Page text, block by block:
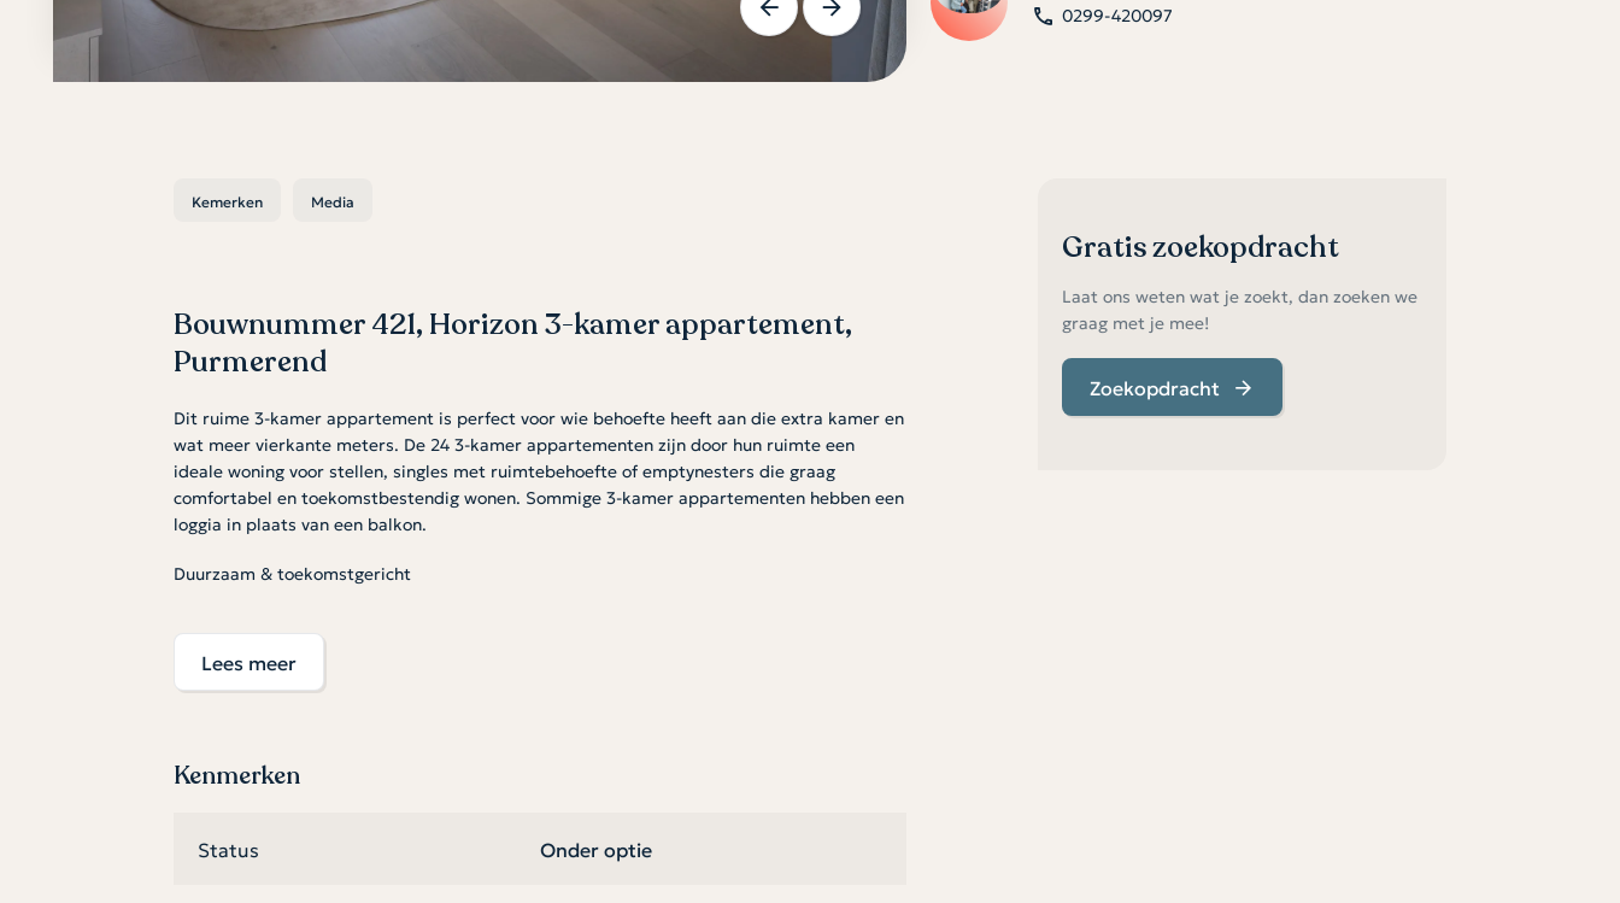
0299-420097
Kemerken Media
Bouwnummer 421, Horizon 3-kamer appartement,
Purmerend
Dit ruime 3-kamer appartement is perfect voor wie behoefte heeft aan die extra kamer en
wat meer vierkante meters. De 24 3-kamer appartementen zijn door hun ruimte een
ideale woning voor stellen, singles met ruimtebehoefte of emptynesters die graag
comfortabel en toekomstbestendig wonen. Sommige 3-kamer appartementen hebben een
loggia in plaats van een balkon.
Duurzaam & toekomstgericht
Comfortabel, stil en duurzaam wonen. De appartementen hebben standaard een
badkamer voorzien van sanitair en tegelwerk, een separaat toilet en interne berging die
Horizon ligt in een stedelijke buurt met winkels, sportvoorzieningen en openbaar vervoer
Lees meer
Kenmerken
Status Onder optie
Gratis zoekopdracht
Laat ons weten wat je zoekt, dan zoeken we
graag met je mee!
Zoekopdracht